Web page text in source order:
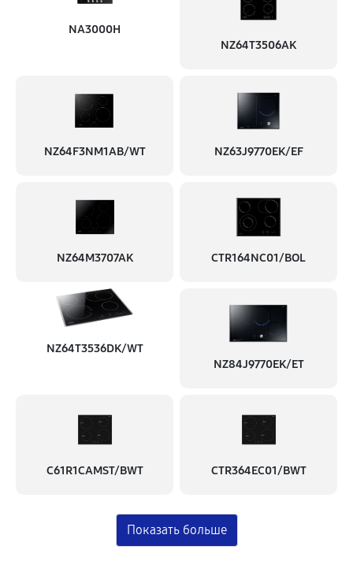
NA3000H
NZ64T3506AK
NZ64F3NM1AB/WT NZ63J9770EK/EF
NZ64M3707AK CTR164NC01/BOL
NZ64T3536DK/WT
NZ84J9770EK/ET
C61R1CAMST/BWT CTR364EC01/BWT